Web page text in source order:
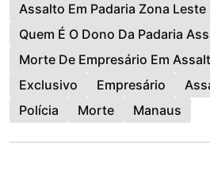
Assalto Em Padaria Zona Leste
Quem É O Dono Da Padaria
Morte De Empresário Em
Exclusivo
Empresário
Polícia
Morte Manaus